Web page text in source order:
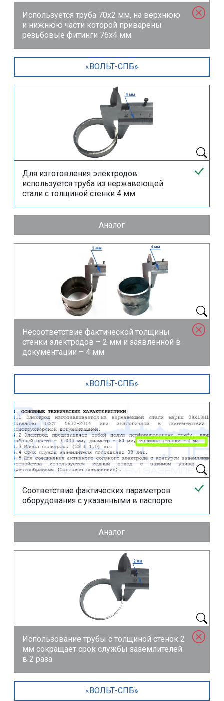
Используется труба 70х2 мм, на верхнюю
и нижнюю части которой приварены
резьбовые фитинги 76х4 мм
«ВОЛЬТ-СПБ»
Для изготовления электродов
используется труба из нержавеющей
стали с толщиной стенки 4 мм
Аналог
Несоответствие фактической толщины
стенки электродов – 2 мм и заявленной в
документации – 4 мм
«ВОЛЬТ-СПБ»
Соответствие фактических параметров
оборудования с указанными в паспорте
Аналог
Использование трубы с толщиной стенок 2
мм сокращает срок службы заземлителей
в 2 раза
«ВОЛЬТ-СПБ»